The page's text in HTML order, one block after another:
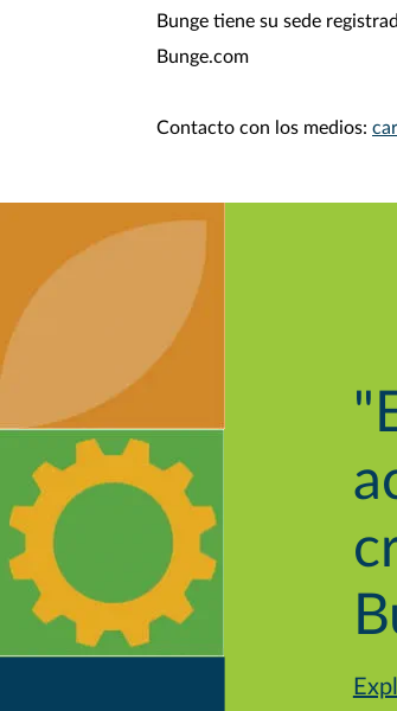
Bunge tiene su sede
Bunge.com
Contacto con los medios: